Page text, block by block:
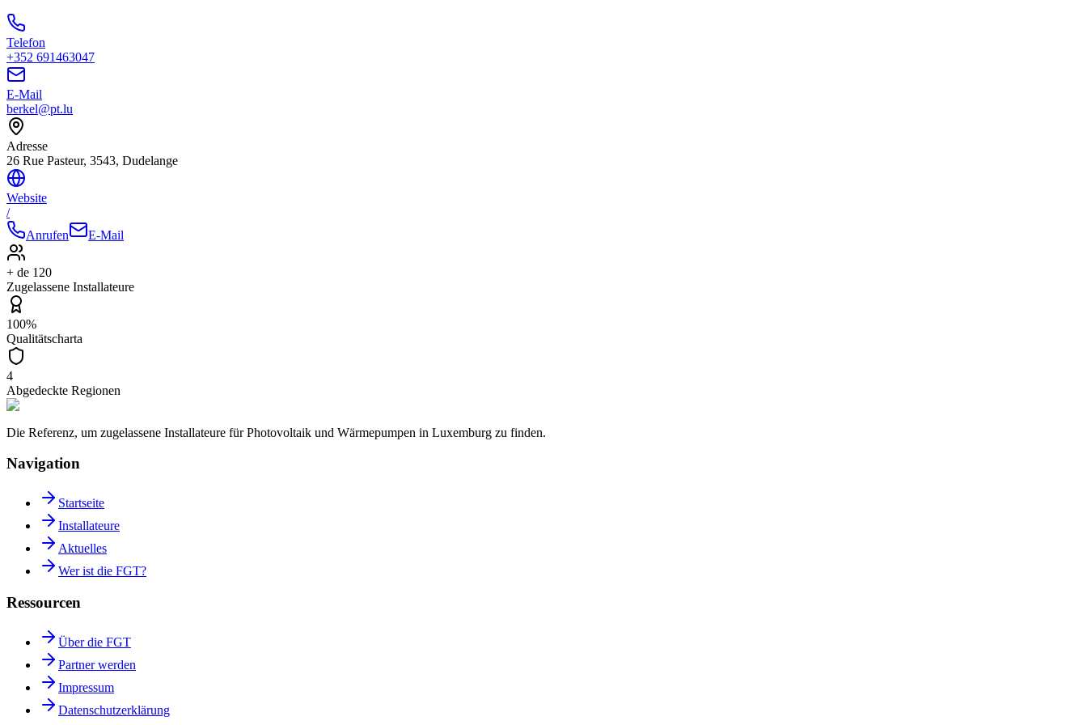
Telefon
+352 691463047
E-Mail
berkel@pt.lu
Adresse
26 Rue Pasteur, 3543, Dudelange
Website
/
Anrufen
E-Mail
+ de 120
Zugelassene Installateure
100%
Qualitätscharta
4
Abgedeckte Regionen
Die Referenz, um zugelassene Installateure für Photovoltaik und Wärmepumpen in Luxemburg zu finden.
Navigation
Startseite
Installateure
Aktuelles
Wer ist die FGT?
Ressourcen
Über die FGT
Partner werden
Impressum
Datenschutzerklärung